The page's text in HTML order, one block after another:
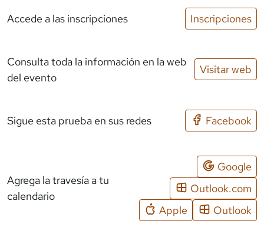
Accede a las inscripciones Inscripciones
Consulta toda la información en la web
del evento
Visitar web
Sigue esta prueba en sus redes Facebook
Agrega la travesía a tu
calendario
Google
Outlook.com
Apple
Outlook